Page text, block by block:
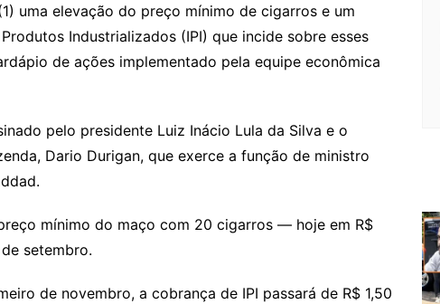
ai
l
o
gl
e
a
s
o
o
m
s
s
e
g
er
s
s
a
e
lo
o
k.
o
m
y
p
e
h
o
o
ai
l
e
a
d
ai
l
ar
e
uma elevação do preço mínimo de cigarros e um
Industrializados (IPI) que incide sobre esses
de ações implementado pela equipe econômica
pelo presidente Luiz Inácio Lula da Silva e o
Dario Durigan, que exerce a função de ministro
mínimo do maço com 20 cigarros — hoje em R$
setembro.
de novembro, a cobrança de IPI passará de R$ 1,50